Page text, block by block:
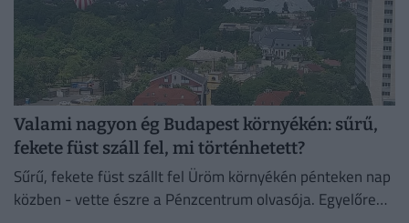
Valami nagyon ég Budapest környékén: sűrű,
fekete füst száll fel, mi történhetett?
Sűrű, fekete füst szállt fel Üröm környékén pénteken nap
közben - vette észre a Pénzcentrum olvasója. Egyelőre